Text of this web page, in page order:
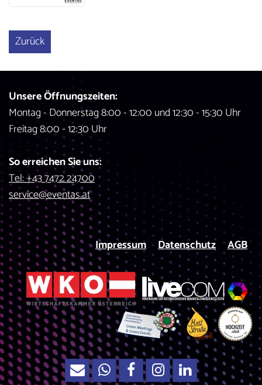
Zurück
Unsere Öffnungszeiten:
Montag - Donnerstag 8:00 - 12:00 und 12:30 - 15:30 Uhr
Freitag 8:00 - 12:30 Uhr
So erreichen Sie uns:
Tel: +43 7472 24700
service@eventas.at
Impressum Datenschutz AGB